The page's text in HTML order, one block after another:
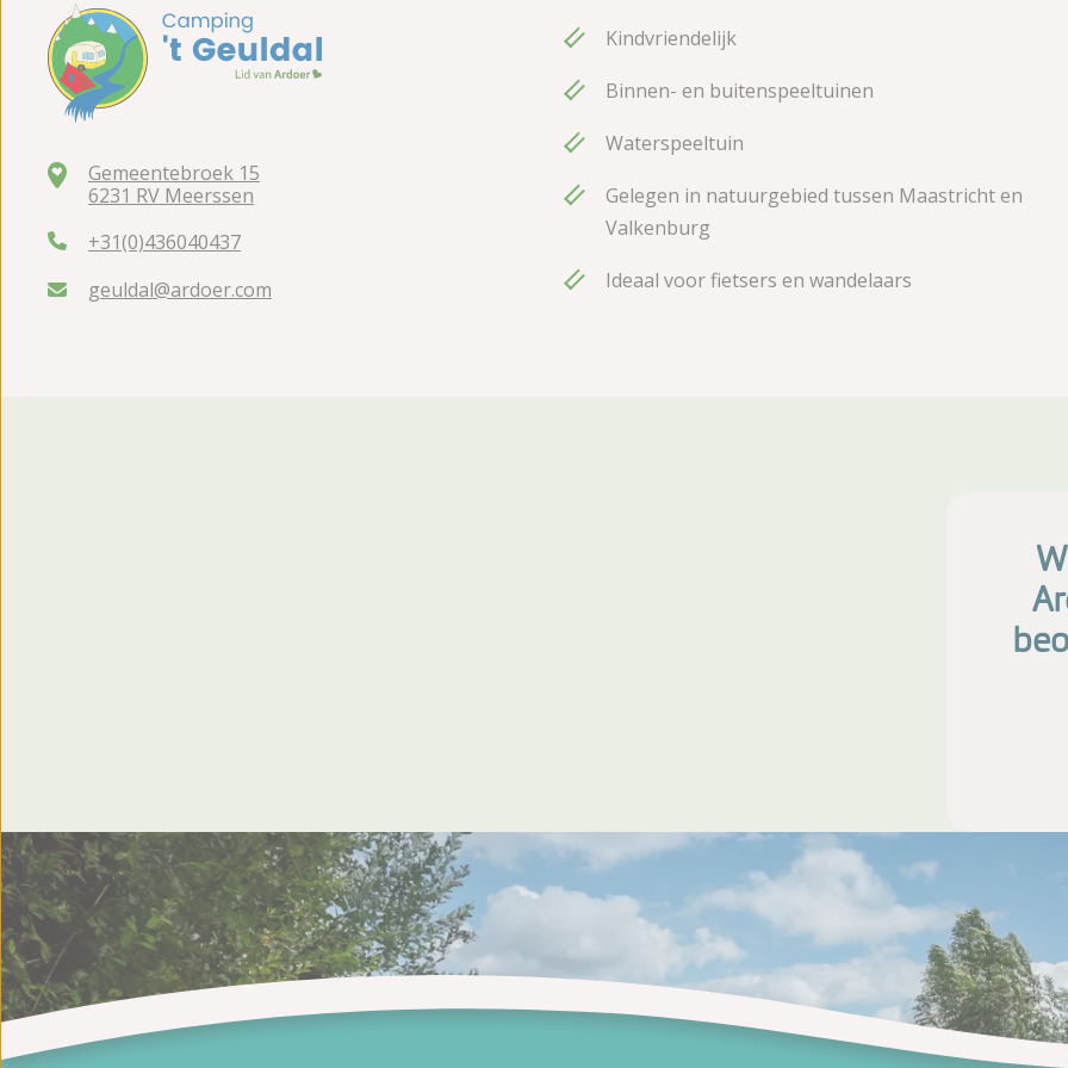
Gemeentebroek 15
6231 RV Meerssen
+31(0)436040437
geuldal@ardoer.com
Kindvriendelijk
Binnen- en buitenspeeltuinen
Waterspeeltuin
Gelegen in natuurgebied tussen Maastricht en
Valkenburg
Ideaal voor fietsers en wandelaars